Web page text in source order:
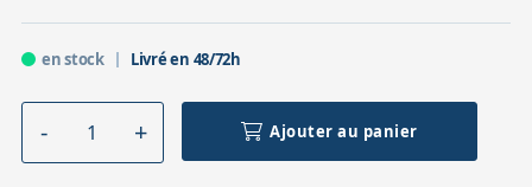
en stock Livré en 48/72h
Ajouter au panier